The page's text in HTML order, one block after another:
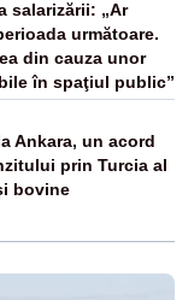
salarizării: „Ar
următoare.
din cauza unor
în spaţiul public”
Ankara, un acord
prin Turcia al
bovine